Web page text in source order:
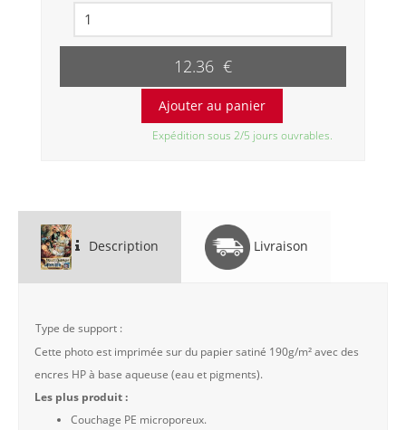
12.36 €
Expédition sous 2/5 jours ouvrables.
Description Livraison
Type de support :
Cette photo est imprimée sur du papier satiné 190g/m² avec des
encres HP à base aqueuse (eau et pigments).
Les plus produit :
Couchage PE microporeux.